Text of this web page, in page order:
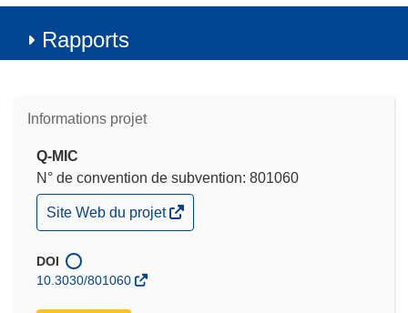
Rapports
Informations projet
Q-MIC
N° de convention de subvention: 801060
(s’ouvre
dans
nouvelle
fenêtre)
Site Web du projet
DOI
10.3030/801060